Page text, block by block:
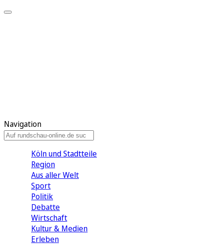
Navigation
Köln und Stadtteile
Region
Aus aller Welt
Sport
Politik
Debatte
Wirtschaft
Kultur & Medien
Erleben